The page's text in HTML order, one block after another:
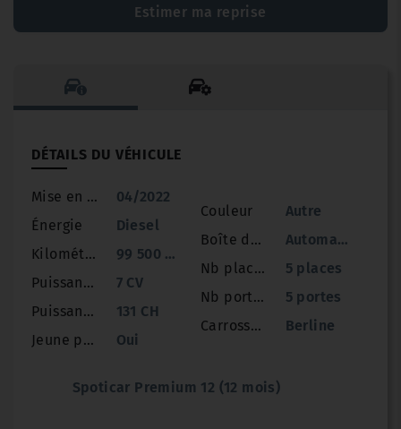
Estimer ma reprise
DÉTAILS DU VÉHICULE
Mise en circulation
04/2022
Énergie
Diesel
Kilométrage
99 500 km
Puissance
7 CV
Puissance réelle
131 CH
Jeune permis
Oui
Couleur
Autre
Boîte de vitesse
Automatique
Nb places
5 places
Nb portes
5 portes
Carrosserie
Berline
Spoticar Premium 12 (12 mois)